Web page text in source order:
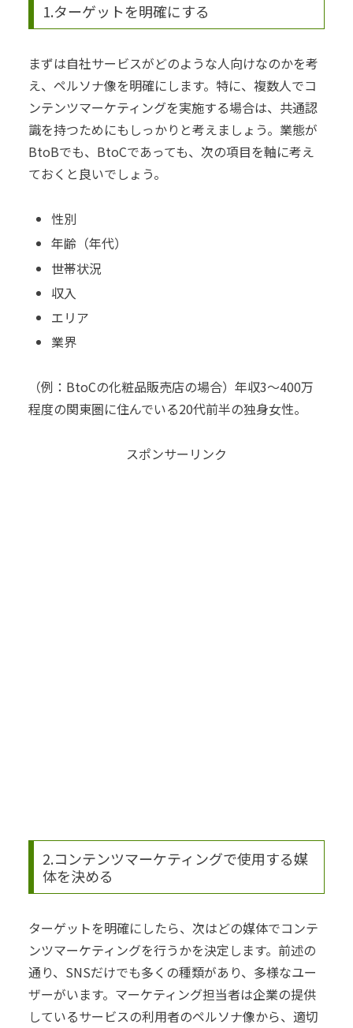
1.ターゲットを明確にする
まずは自社サービスがどのような人向けなのかを考
え、ペルソナ像を明確にします。 特に、複数人でコ
ンテンツマーケティングを実施する場合は、共通認
識を持つためにもしっかりと考えましょう。 業態が
BtoBでも、BtoCであっても、次の項目を軸に考え
ておくと良いでしょう。
性別
年齢（年代）
世帯状況
収入
エリア
業界
（例：BtoCの化粧品販売店の場合） 年収3〜400万
程度の関東圏に住んでいる20代前半の独身女性。
スポンサーリンク
2.コンテンツマーケティングで使用する媒
体を決める
ターゲットを明確にしたら、次はどの媒体でコンテ
ンツマーケティングを行うかを決定します。 前述の
通り、SNSだけでも多くの種類があり、多様なユー
ザーがいます。マーケティング担当者は企業の提供
しているサービスの利用者のペルソナ像から、適切